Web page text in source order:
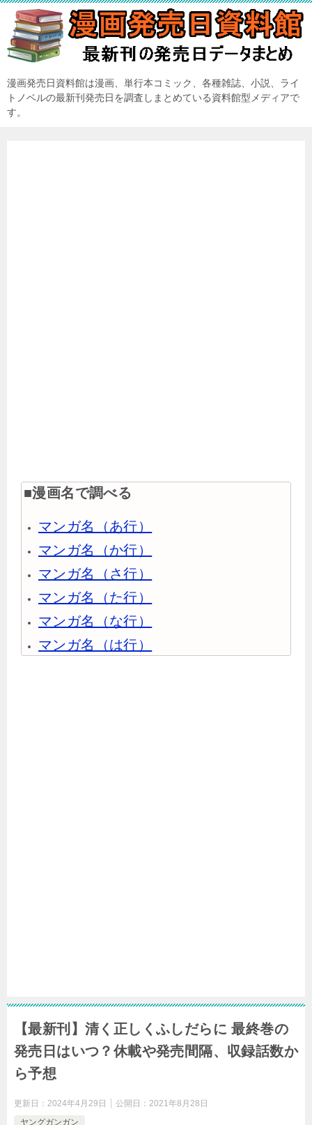
漫画発売日資料館は漫画、単行本コミック、各種雑誌、小説、ライ
トノベルの最新刊発売日を調査しまとめている資料館型メディアで
す。
■漫画名で調べる
マンガ名（あ行）
マンガ名（か行）
マンガ名（さ行）
マンガ名（た行）
マンガ名（な行）
マンガ名（は行）
【最新刊】清く正しくふしだらに 最終巻の
発売日はいつ？休載や発売間隔、収録話数か
ら予想
更新日： 2024年4月29日 公開日： 2021年8月28日
ヤングガンガン